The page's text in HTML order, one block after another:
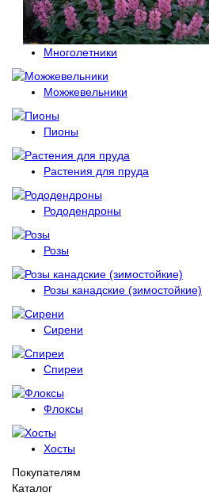
Многолетники
Можжевельники
Пионы
Растения для пруда
Рододендроны
Розы
Розы канадские (зимостойкие)
Сирени
Спиреи
Флоксы
Хосты
Покупателям
Каталог